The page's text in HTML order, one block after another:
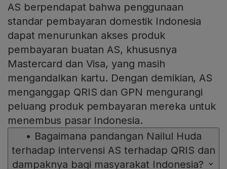
AS berpendapat bahwa penggunaan
standar pembayaran domestik Indonesia
dapat menurunkan akses produk
pembayaran buatan AS, khususnya
Mastercard dan Visa, yang masih
mengandalkan kartu. Dengan demikian, AS
menganggap QRIS dan GPN mengurangi
peluang produk pembayaran mereka untuk
menembus pasar Indonesia.
• Bagaimana pandangan Nailul Huda
terhadap intervensi AS terhadap QRIS dan
dampaknya bagi masyarakat Indonesia?